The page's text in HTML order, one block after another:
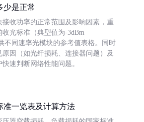
少是正常
收功率的正常范围及影响因素，重
收光标准（典型值为-3dBm
不同速率光模块的参考值表格。同时
因（如光纤损耗、连接器问题）及
速判断网络性能问题。
准一览表及计算方法